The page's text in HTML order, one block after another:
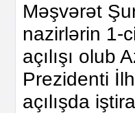
Məşvərət
nazirlərin 1-
açılışı olub
Prezidenti
açılışda